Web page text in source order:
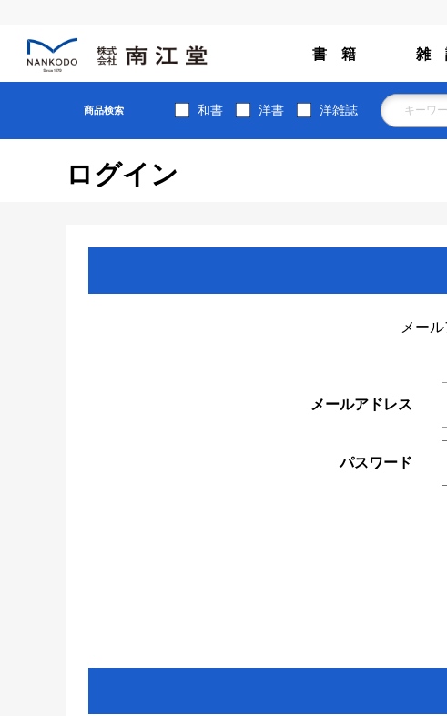
書 籍 雑
商品検索 和書 洋書 洋雑誌
ログイン
メー
メールアドレス
パスワード